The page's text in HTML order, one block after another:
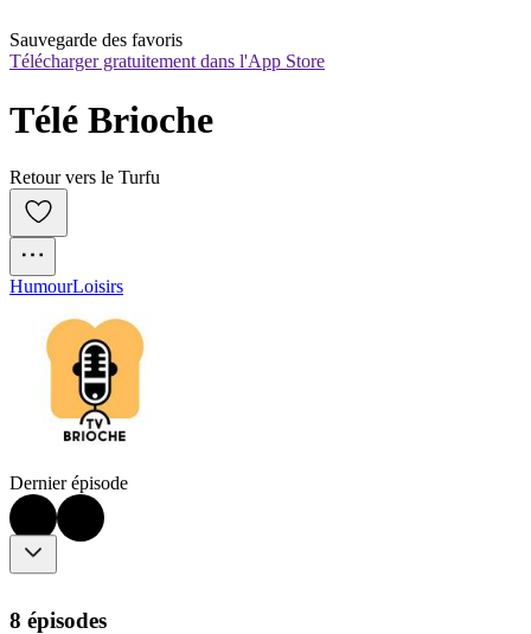
Sauvegarde des favoris
Télécharger gratuitement dans l'App Store
Télé Brioche
Retour vers le Turfu
HumourLoisirs
Dernier épisode
8 épisodes